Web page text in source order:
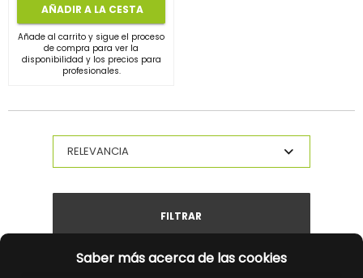
Saber más acerca de las cookies
AÑADIR A LA CESTA
Añade al carrito y sigue el proceso
de compra para ver la
disponibilidad y los precios para
profesionales.
FILTRAR